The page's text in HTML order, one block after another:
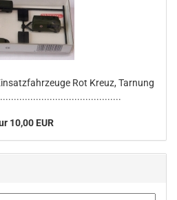
Rot Kreuz, Tarnung
10,00 EUR